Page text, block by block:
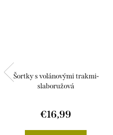
Šortky s volánovými trakmi-
slaboružová
€16,99